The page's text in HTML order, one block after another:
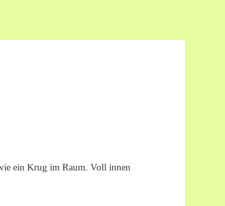
ein Krug im Raum. Voll innen